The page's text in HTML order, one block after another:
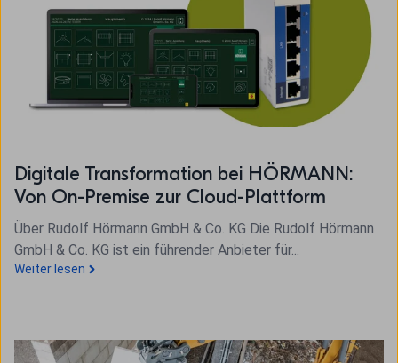
Digitale Transformation bei HÖRMANN:
Von On-Premise zur Cloud-Plattform
Über Rudolf Hörmann GmbH & Co. KG Die Rudolf Hörmann
GmbH & Co. KG ist ein führender Anbieter für...
Weiter lesen